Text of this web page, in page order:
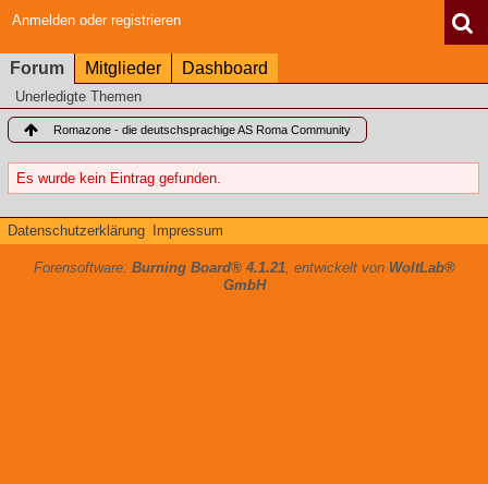
Anmelden oder registrieren
Forum Mitglieder Dashboard
Unerledigte Themen
Romazone - die deutschsprachige AS Roma Community
Es wurde kein Eintrag gefunden.
Datenschutzerklärung Impressum
Forensoftware: Burning Board® 4.1.21, entwickelt von WoltLab®
GmbH